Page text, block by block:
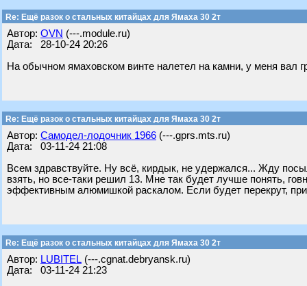
Re: Ещё разок о стальных китайцах для Ямаха 30 2т
Автор: OVN (---.module.ru)
Дата: 28-10-24 20:26
На обычном ямаховском винте налетел на камни, у меня вал
Re: Ещё разок о стальных китайцах для Ямаха 30 2т
Автор: Самодел-лодочник 1966 (---.gprs.mts.ru)
Дата: 03-11-24 21:08
Всем здравствуйте. Ну всё, кирдык, не удержался... Жду
взять, но все-таки решил 13. Мне так будет лучше понять,
эффективным алюмишкой раскалом. Если будет перекрут,
Re: Ещё разок о стальных китайцах для Ямаха 30 2т
Автор: LUBITEL (---.cgnat.debryansk.ru)
Дата: 03-11-24 21:23